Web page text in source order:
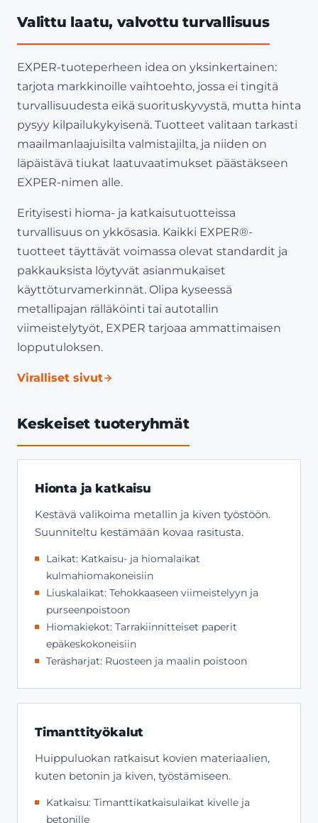
Valittu laatu, valvottu turvallisuus
EXPER-tuoteperheen idea on yksinkertainen:
tarjota markkinoille vaihtoehto, jossa ei tingitä
turvallisuudesta eikä suorituskyvystä, mutta hinta
pysyy kilpailukykyisenä. Tuotteet valitaan tarkasti
maailmanlaajuisilta valmistajilta, ja niiden on
läpäistävä tiukat laatuvaatimukset päästäkseen
EXPER-nimen alle.
Erityisesti hioma- ja katkaisutuotteissa
turvallisuus on ykkösasia. Kaikki EXPER®-
tuotteet täyttävät voimassa olevat standardit ja
pakkauksista löytyvät asianmukaiset
käyttöturvamerkinnät. Olipa kyseessä
metallipajan rälläköinti tai autotallin
viimeistelytyöt, EXPER tarjoaa ammattimaisen
lopputuloksen.
Viralliset sivut
Keskeiset tuoteryhmät
Hionta ja katkaisu
Kestävä valikoima metallin ja kiven työstöön.
Suunniteltu kestämään kovaa rasitusta.
Laikat: Katkaisu- ja hiomalaikat
kulmahiomakoneisiin
Liuskalaikat: Tehokkaaseen viimeistelyyn ja
purseenpoistoon
Hiomakiekot: Tarrakiinnitteiset paperit
epäkeskokoneisiin
Teräsharjat: Ruosteen ja maalin poistoon
Timanttityökalut
Huippuluokan ratkaisut kovien materiaalien,
kuten betonin ja kiven, työstämiseen.
Katkaisu: Timanttikatkaisulaikat kivelle ja
betonille